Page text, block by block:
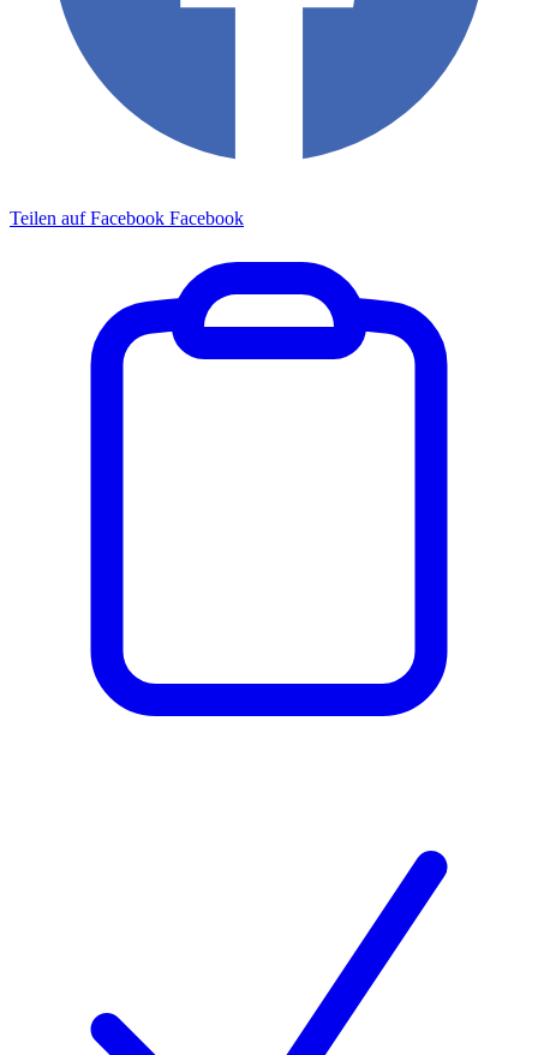
Teilen auf Facebook Facebook